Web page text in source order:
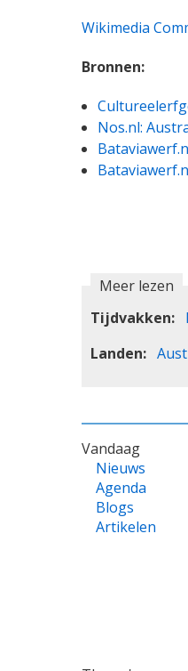
Wikimedia
Bronnen:
Nos.nl:
Meer lezen
Tijdvakken
Landen
VOET
Vandaag
Nieuws
Agenda
Blogs
Artikelen